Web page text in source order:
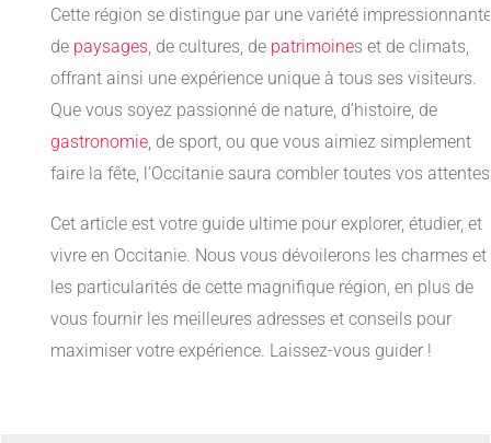
Cette région se distingue par une variété impressionnante
de paysages, de cultures, de patrimoines et de climats,
offrant ainsi une expérience unique à tous ses visiteurs.
Que vous soyez passionné de nature, d’histoire, de
gastronomie, de sport, ou que vous aimiez simplement
faire la fête, l’Occitanie saura combler toutes vos
Cet article est votre guide ultime pour explorer, étudier, et
vivre en Occitanie. Nous vous dévoilerons les charmes et
les particularités de cette magnifique région, en plus de
vous fournir les meilleures adresses et conseils pour
maximiser votre expérience. Laissez-vous guider !